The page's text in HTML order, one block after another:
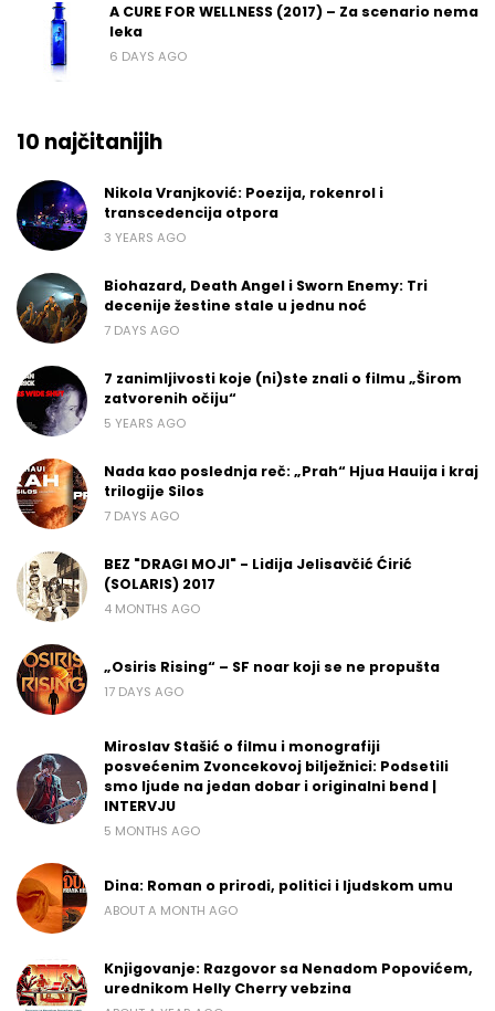
A CURE FOR WELLNESS (2017) – Za scenario nema
leka
6 DAYS AGO
10 najčitanijih
Nikola Vranjković: Poezija, rokenrol i
transcedencija otpora
3 YEARS AGO
Biohazard, Death Angel i Sworn Enemy: Tri
decenije žestine stale u jednu noć
7 DAYS AGO
7 zanimljivosti koje (ni)ste znali o filmu „Širom
zatvorenih očiju“
5 YEARS AGO
Nada kao poslednja reč: „Prah“ Hjua Hauija i kraj
trilogije Silos
7 DAYS AGO
BEZ "DRAGI MOJI" - Lidija Jelisavčić Ćirić
(SOLARIS) 2017
4 MONTHS AGO
„Osiris Rising“ – SF noar koji se ne propušta
17 DAYS AGO
Miroslav Stašić o filmu i monografiji
posvećenim Zvoncekovoj bilježnici: Podsetili
smo ljude na jedan dobar i originalni bend |
INTERVJU
5 MONTHS AGO
Dina: Roman o prirodi, politici i ljudskom umu
ABOUT A MONTH AGO
Knjigovanje: Razgovor sa Nenadom Popovićem,
urednikom Helly Cherry vebzina